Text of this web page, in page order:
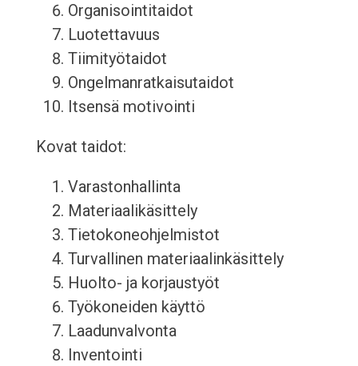
Organisointitaidot
Luotettavuus
Tiimityötaidot
Ongelmanratkaisutaidot
Itsensä motivointi
Kovat taidot:
Varastonhallinta
Materiaalikäsittely
Tietokoneohjelmistot
Turvallinen materiaalinkäsittely
Huolto- ja korjaustyöt
Työkoneiden käyttö
Laadunvalvonta
Inventointi